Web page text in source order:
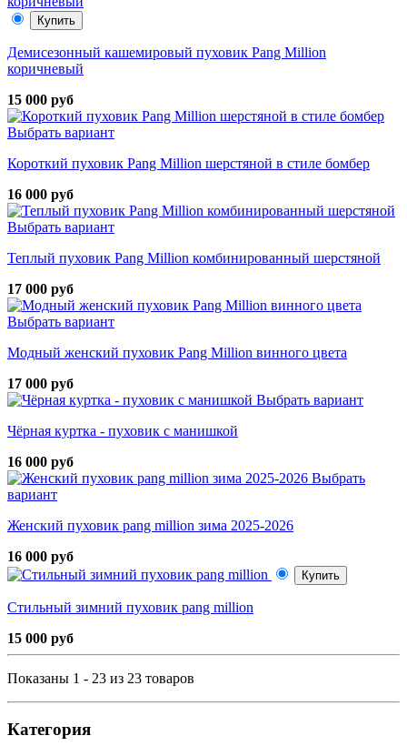
Купить
Демисезонный кашемировый пуховик Pang Million
коричневый
15 000 руб
Выбрать вариант
Короткий пуховик Pang Million шерстяной в стиле бомбер
16 000 руб
Выбрать вариант
Теплый пуховик Pang Million комбинированный шерстяной
17 000 руб
Выбрать вариант
Модный женский пуховик Pang Million винного цвета
17 000 руб
Выбрать вариант
Чёрная куртка - пуховик с манишкой
16 000 руб
Выбрать
вариант
Женский пуховик pang million зима 2025-2026
16 000 руб
Купить
Стильный зимний пуховик pang million
15 000 руб
Показаны 1 - 23 из 23 товаров
Категория